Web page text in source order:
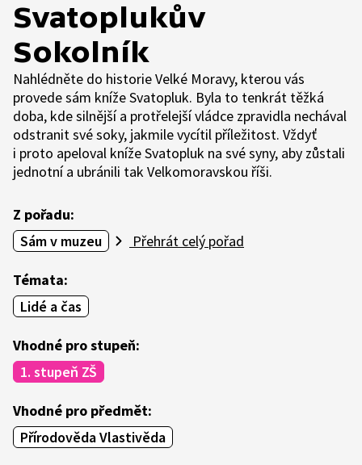
Svatoplukův
Sokolník
Nahlédněte do historie Velké Moravy, kterou vás
provede sám kníže Svatopluk. Byla to tenkrát těžká
doba, kde silnější a protřelejší vládce zpravidla nechával
odstranit své soky, jakmile vycítil příležitost. Vždyť
i proto apeloval kníže Svatopluk na své syny, aby zůstali
jednotní a ubránili tak Velkomoravskou říši.
Z pořadu:
Sám v muzeu
Přehrát celý pořad
Témata:
Lidé a čas
Vhodné pro stupeň:
1. stupeň ZŠ
Vhodné pro předmět:
Přírodověda Vlastivěda